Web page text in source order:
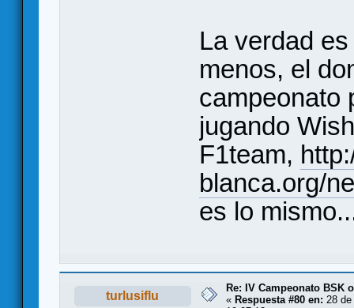
La verdad
menos, el
campeonato
jugando
F1team,
blanca.org/
es lo
turlusiflu
Re: IV Campeonato BSK
« Respuesta #80 en: 28